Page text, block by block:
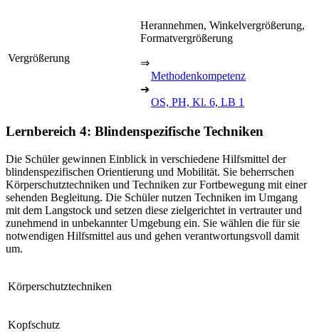
Vergrößerung
Herannehmen, Winkelvergrößerung,
Formatvergrößerung
⇒
Methodenkompetenz
➔
OS, PH, Kl. 6, LB 1
Lernbereich 4: Blindenspezifische Techniken
Die Schüler gewinnen Einblick in verschiedene Hilfsmittel der
blindenspezifischen Orientierung und Mobilität. Sie beherrschen
Körperschutztechniken und Techniken zur Fortbewegung mit einer
sehenden Begleitung. Die Schüler nutzen Techniken im Umgang
mit dem Langstock und setzen diese zielgerichtet in vertrauter und
zunehmend in unbekannter Umgebung ein. Sie wählen die für sie
notwendigen Hilfsmittel aus und gehen verantwortungsvoll damit
um.
Körperschutztechniken
Kopfschutz